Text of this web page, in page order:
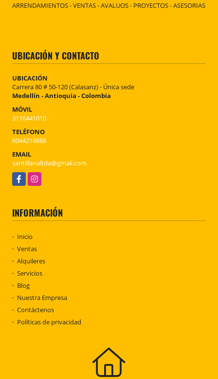
ARRENDAMIENTOS - VENTAS - AVALUOS - PROYECTOS - ASESORIAS
UBICACIÓN Y CONTACTO
UBICACIÓN
Carrera 80 # 50-120 (Calasanz) - Única sede
Medellín - Antioquia - Colombia
MÓVIL
3116441010
TELÉFONO
6044218888
EMAIL
santillanaltda@gmail.com
FacebookInstagram
INFORMACIÓN
Inicio
Ventas
Alquileres
Servicios
Blog
Nuestra Empresa
Contáctenos
Políticas de privacidad